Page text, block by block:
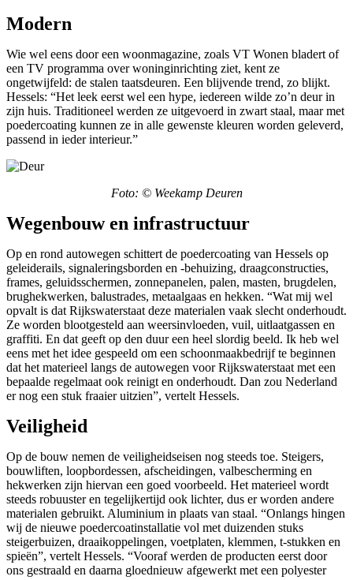
Modern
Wie wel eens door een woonmagazine, zoals VT Wonen bladert of
een TV programma over woninginrichting ziet, kent ze
ongetwijfeld: de stalen taatsdeuren. Een blijvende trend, zo blijkt.
Hessels: “Het leek eerst wel een hype, iedereen wilde zo’n deur in
zijn huis. Traditioneel werden ze uitgevoerd in zwart staal, maar met
poedercoating kunnen ze in alle gewenste kleuren worden geleverd,
passend in ieder interieur.”
Foto: © Weekamp Deuren
Wegenbouw en infrastructuur
Op en rond autowegen schittert de poedercoating van Hessels op
geleiderails, signaleringsborden en -behuizing, draagconstructies,
frames, geluidsschermen, zonnepanelen, palen, masten, brugdelen,
brughekwerken, balustrades, metaalgaas en hekken. “Wat mij wel
opvalt is dat Rijkswaterstaat deze materialen vaak slecht onderhoudt.
Ze worden blootgesteld aan weersinvloeden, vuil, uitlaatgassen en
graffiti. En dat geeft op den duur een heel slordig beeld. Ik heb wel
eens met het idee gespeeld om een schoonmaakbedrijf te beginnen
dat het materieel langs de autowegen voor Rijkswaterstaat met een
bepaalde regelmaat ook reinigt en onderhoudt. Dan zou Nederland
er nog een stuk fraaier uitzien”, vertelt Hessels.
Veiligheid
Op de bouw nemen de veiligheidseisen nog steeds toe. Steigers,
bouwliften, loopbordessen, afscheidingen, valbescherming en
hekwerken zijn hiervan een goed voorbeeld. Het materieel wordt
steeds robuuster en tegelijkertijd ook lichter, dus er worden andere
materialen gebruikt. Aluminium in plaats van staal. “Onlangs hingen
wij de nieuwe poedercoatinstallatie vol met duizenden stuks
steigerbuizen, draaikoppelingen, voetplaten, klemmen, t-stukken en
spieën”, vertelt Hessels. “Vooraf werden de producten eerst door
ons gestraald en daarna gloednieuw afgewerkt met een polyester